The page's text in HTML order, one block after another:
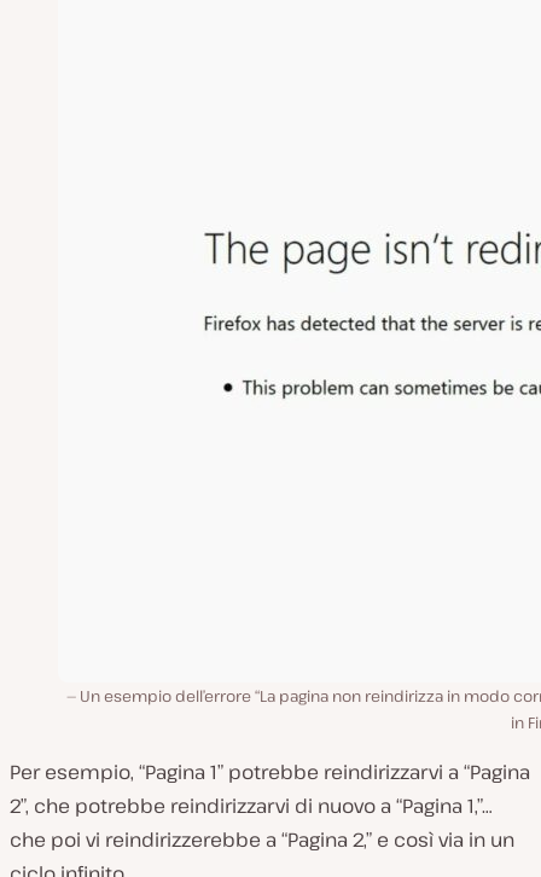
Un esempio dell’errore “La pagina non reindirizza in modo
in
Per esempio, “Pagina 1” potrebbe reindirizzarvi a “Pagina
2”, che potrebbe reindirizzarvi di nuovo a “Pagina 1,”…
che poi vi reindirizzerebbe a “Pagina 2,” e così via in un